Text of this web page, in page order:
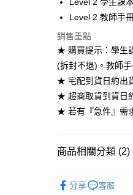
7-11取貨付款
每筆NT$60
付款後7-11取貨
每筆NT$60
宅配-台灣本島
宅配-離島
Level 2 教師手
銷售重點
★ 購買提示：學生
(拆封不退)。教師
★ 宅配到貨日約出
★ 超商取貨到貨日
★ 若有『急件』需
商品相關分類 (2)
分享 客服